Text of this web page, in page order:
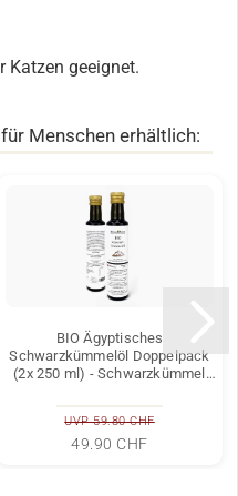
geeignet.
Menschen erhältlich:
BIO Ägyptisches
Schwarzkümmelöl Doppelpack
(2x 250 ml) - Schwarzkümmel
kaltgepresst...
UVP 59.80 CHF
49.90 CHF